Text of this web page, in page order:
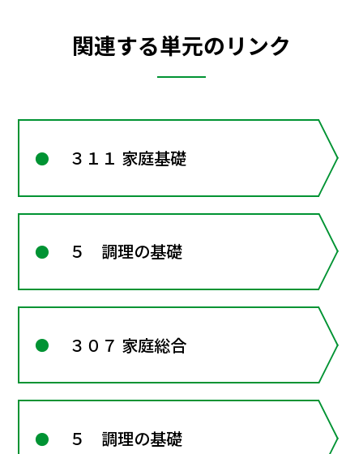
関連する単元のリンク
３１１ 家庭基礎
５ 調理の基礎
３０７ 家庭総合
５ 調理の基礎